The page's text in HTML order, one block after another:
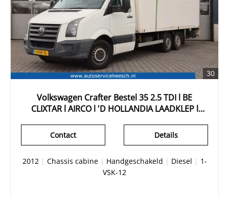
30
Volkswagen Crafter Bestel 35 2.5 TDI l BE
CLIXTAR l AIRCO l 'D HOLLANDIA LAADKLEP l
Details
Contact
2012| Chassis cabine| Handgeschakeld | Diesel | 1-
VSK-12